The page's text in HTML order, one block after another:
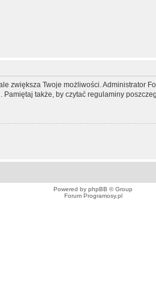
zwiększa Twoje możliwości. Administrator
także, by czytać regulaminy
Powered by phpBB © Group
Forum Programosy.pl